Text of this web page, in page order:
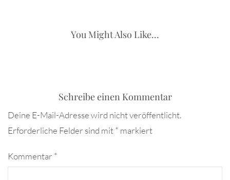
You Might Also Like...
Schreibe einen Kommentar
Deine E-Mail-Adresse wird nicht veröffentlicht.
Erforderliche Felder sind mit* markiert
Kommentar *